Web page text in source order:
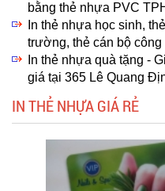
bằng thẻ nhựa PVC
In thẻ nhựa học sinh,
trường, thẻ cán bộ công
In thẻ nhựa quà tặng -
giá tại 365 Lê Quang
IN THẺ NHỰA GIÁ RẺ